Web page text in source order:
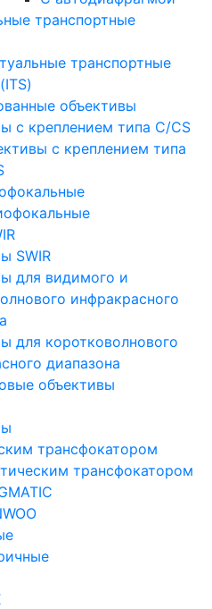
транспортные
транспортные
объективы
с креплением типа C/CS
с креплением типа
SWIR
для видимого и
инфракрасного
для коротковолнового
диапазона
объективы
трансфокатором
трансфокатором